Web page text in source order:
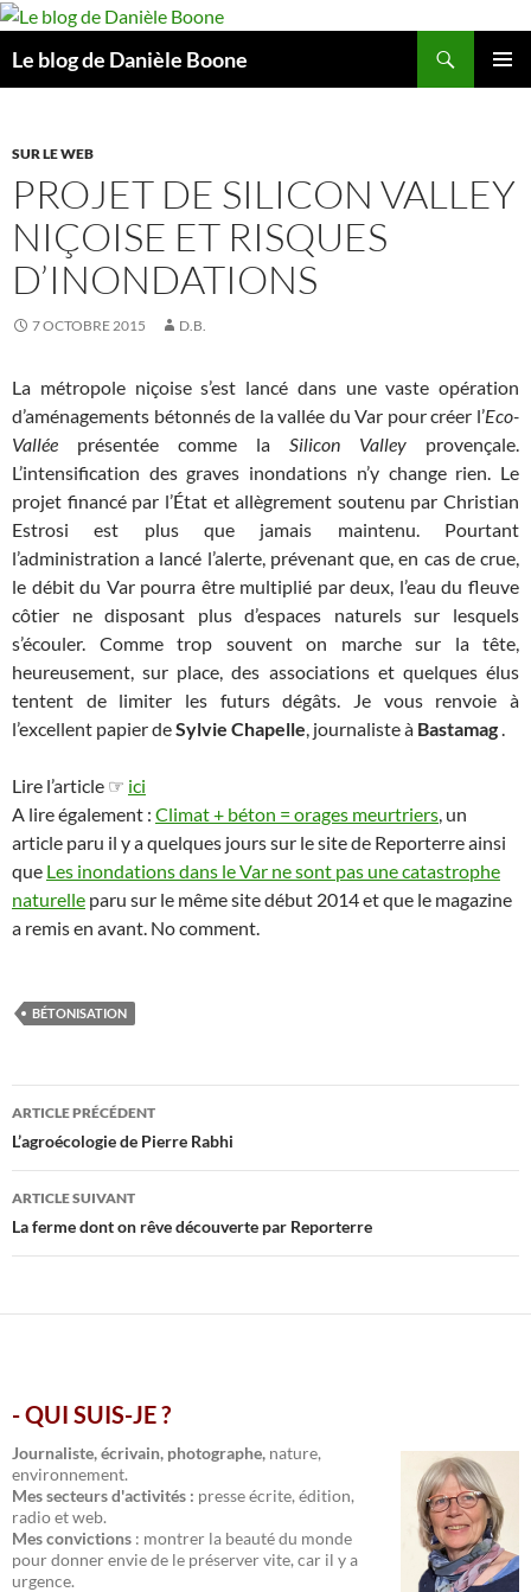
Aller
contenu
Le blog de Danièle Boone
SUR LE WEB
PROJET DE SILICON VALLEY
NIÇOISE ET RISQUES
D’INONDATIONS
7 OCTOBRE 2015 D.B.
La métropole niçoise s’est lancé dans une vaste opération
d’aménagements bétonnés de la vallée du Var pour créer l’Eco-
Vallée présentée comme la Silicon Valley provençale.
L’intensification des graves inondations n’y change rien. Le
projet financé par l’État et allègrement soutenu par Christian
Estrosi est plus que jamais maintenu. Pourtant
l’administration a lancé l’alerte, prévenant que, en cas de crue,
le débit du Var pourra être multiplié par deux, l’eau du fleuve
côtier ne disposant plus d’espaces naturels sur lesquels
s’écouler. Comme trop souvent on marche sur la tête,
heureusement, sur place, des associations et quelques élus
tentent de limiter les futurs dégâts. Je vous renvoie à
l’excellent papier deSylvie Chapelle, journaliste à Bastamag.
Lire l’article ☞ ici
A lire également : Climat + béton = orages meurtriers, un
article paru il y a quelques jours sur le site de Reporterre ainsi
que Les inondations dans le Var ne sont pas une catastrophe
naturelle paru sur le même site début 2014 et que le magazine
a remis en avant. No comment.
BÉTONISATION
Navigation
des
articles
ARTICLE PRÉCÉDENT
L’agroécologie de Pierre Rabhi
ARTICLE SUIVANT
La ferme dont on rêve découverte par Reporterre
- QUI SUIS-JE ?
Journaliste, écrivain, photographe, nature,
environnement.
Mes secteurs d'activités : presse écrite, édition,
radio et web.
Mes convictions : montrer la beauté du monde
pour donner envie de le préserver vite, car il y a
urgence.